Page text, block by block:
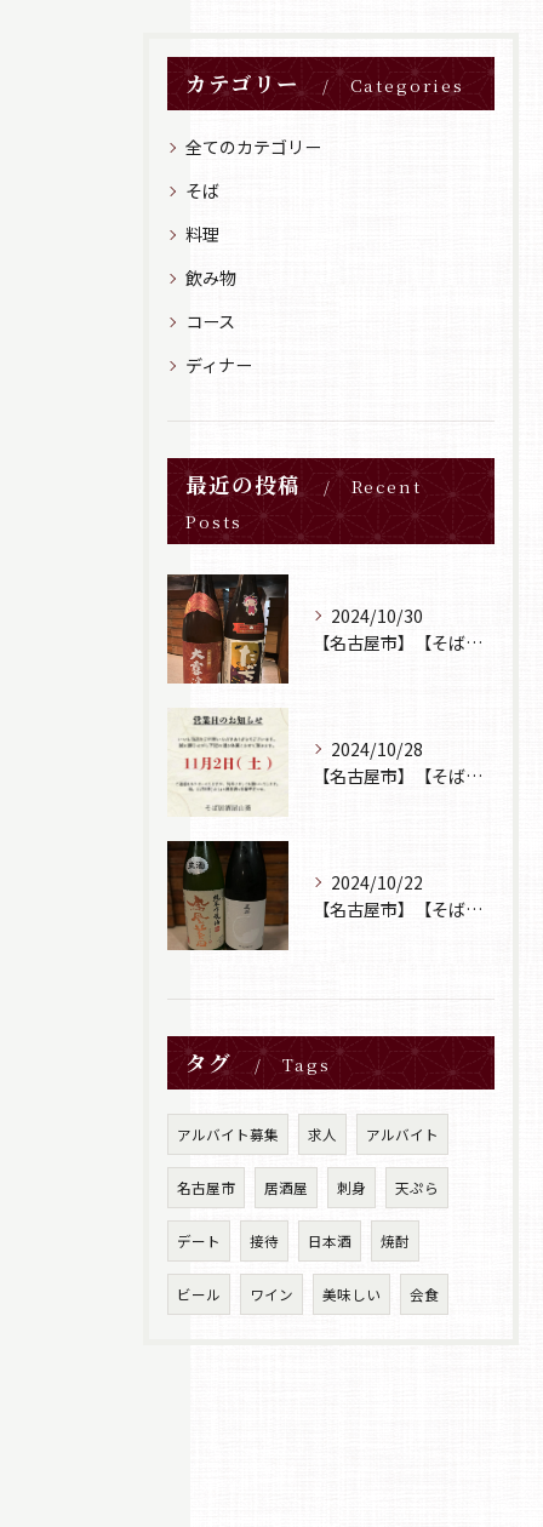
カテゴリー Categories
全てのカテゴリー
そば
料理
飲み物
コース
ディナー
最近の投稿
Recent
Posts
2024/10/30
【名古屋市】【そば居酒屋山葵】【日本酒】
2024/10/28
【名古屋市】【そば居酒屋山葵】【営業日のお知らせ】
2024/10/22
【名古屋市】【そば居酒屋山葵】【日本酒】
タグ Tags
アルバイト募集 求人 アルバイト
名古屋市 居酒屋 刺身 天ぷら
デート 接待 日本酒 焼酎
ビール ワイン 美味しい 会食